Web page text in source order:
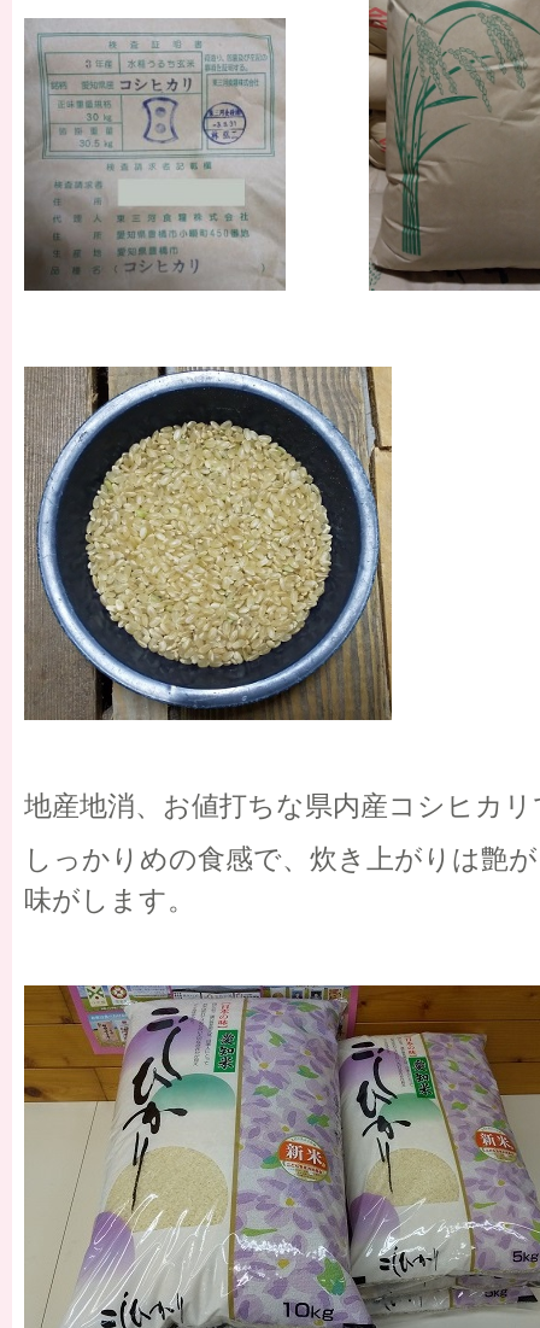
地産地消、お値打ちな県内産コシヒカ
しっかりめの食感で、炊き上がりは艶
味がします。